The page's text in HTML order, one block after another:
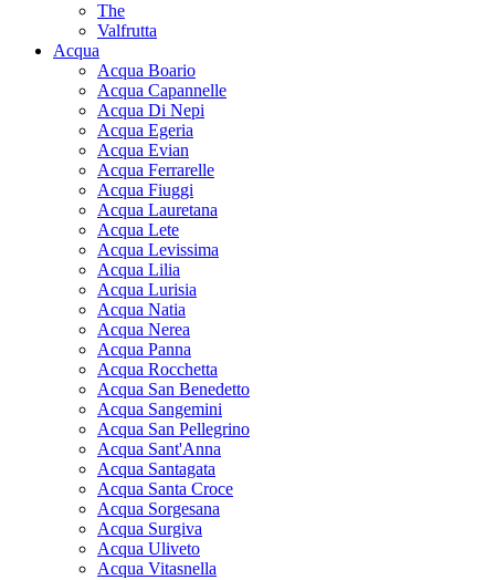
The
Valfrutta
Acqua
Acqua Boario
Acqua Capannelle
Acqua Di Nepi
Acqua Egeria
Acqua Evian
Acqua Ferrarelle
Acqua Fiuggi
Acqua Lauretana
Acqua Lete
Acqua Levissima
Acqua Lilia
Acqua Lurisia
Acqua Natia
Acqua Nerea
Acqua Panna
Acqua Rocchetta
Acqua San Benedetto
Acqua Sangemini
Acqua San Pellegrino
Acqua Sant'Anna
Acqua Santagata
Acqua Santa Croce
Acqua Sorgesana
Acqua Surgiva
Acqua Uliveto
Acqua Vitasnella